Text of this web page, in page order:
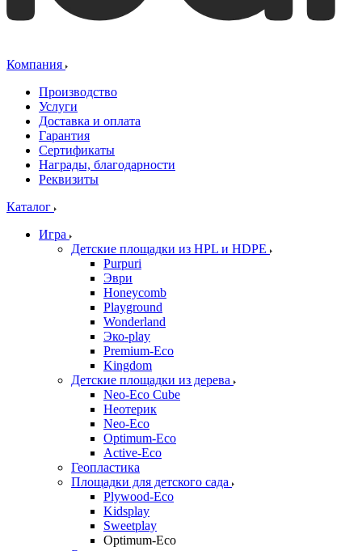
Компания
Производство
Услуги
Доставка и оплата
Гарантия
Сертификаты
Награды, благодарности
Реквизиты
Каталог
Игра
Детские площадки из HPL и HDPE
Purpuri
Эври
Honeycomb
Playground
Wonderland
Эко-play
Premium-Eco
Kingdom
Детские площадки из дерева
Neo-Eco Cube
Неотерик
Neo-Eco
Оptimum-Еco
Active-Eco
Геопластика
Площадки для детского сада
Plywood-Eco
Kidsplay
Sweetplay
Оptimum-Еco